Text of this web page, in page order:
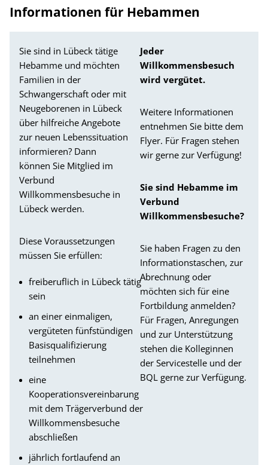
Informationen für Hebammen
Sie sind in Lübeck tätige
Hebamme und möchten
Familien in der
Schwangerschaft oder mit
Neugeborenen in Lübeck
über hilfreiche Angebote
zur neuen Lebenssituation
informieren? Dann
können Sie Mitglied im
Verbund
Willkommensbesuche in
Lübeck werden.
Diese Voraussetzungen
müssen Sie erfüllen:
freiberuflich in Lübeck tätig
sein
an einer einmaligen,
vergüteten fünfstündigen
Basisqualifizierung
teilnehmen
eine
Kooperationsvereinbarung
mit dem Trägerverbund der
Willkommensbesuche
abschließen
jährlich fortlaufend an
Jeder
Willkommensbesuch
wird vergütet.
Weitere Informationen
entnehmen Sie bitte dem
Flyer. Für Fragen stehen
wir gerne zur Verfügung!
Sie sind Hebamme im
Verbund
Willkommensbesuche?
Sie haben Fragen zu den
Informationstaschen, zur
Abrechnung oder
möchten sich für eine
Fortbildung anmelden?
Für Fragen, Anregungen
und zur Unterstützung
stehen die Kolleginnen
der Servicestelle und der
BQL gerne zur Verfügung.